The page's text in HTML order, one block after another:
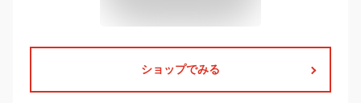
ショップでみる